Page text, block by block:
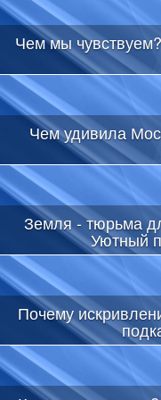
Чем мы
Чем удивила
Земля - тюрьма
Уютный
Почему